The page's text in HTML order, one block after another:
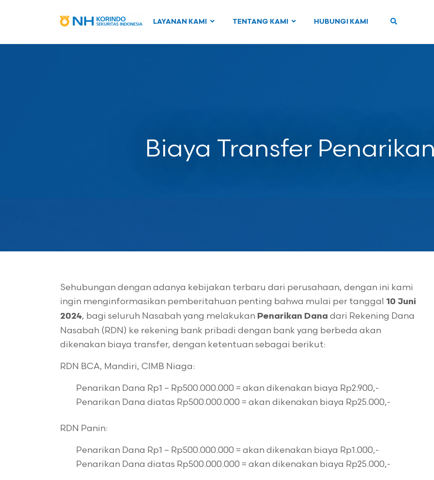
LAYANAN KAMI TENTANG KAMI HUBUNGI KAMI
Biaya Transfer
Sehubungan dengan adanya kebijakan terbaru dari perusahaan, dengan ini kami
ingin menginformasikan pemberitahuan penting bahwa mulai per tanggal
10 Juni
2024, bagi seluruh Nasabah yang melakukan Penarikan Dana dari Rekening Dana
Nasabah (RDN) ke rekening bank pribadi dengan bank yang berbeda akan
dikenakan biaya transfer, dengan ketentuan sebagai berikut:
RDN BCA, Mandiri, CIMB Niaga:
Penarikan Dana Rp1 – Rp500.000.000 = akan dikenakan biaya Rp2.900,-
Penarikan Dana diatas Rp500.000.000 = akan dikenakan biaya Rp25.000,-
RDN Panin:
Penarikan Dana Rp1 – Rp500.000.000 = akan dikenakan biaya Rp1.000,-
Penarikan Dana diatas Rp500.000.000 = akan dikenakan biaya Rp25.000,-